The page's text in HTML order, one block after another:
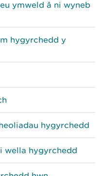
ymweld â ni wyneb
hygyrchedd y
hygyrchedd
wella hygyrchedd